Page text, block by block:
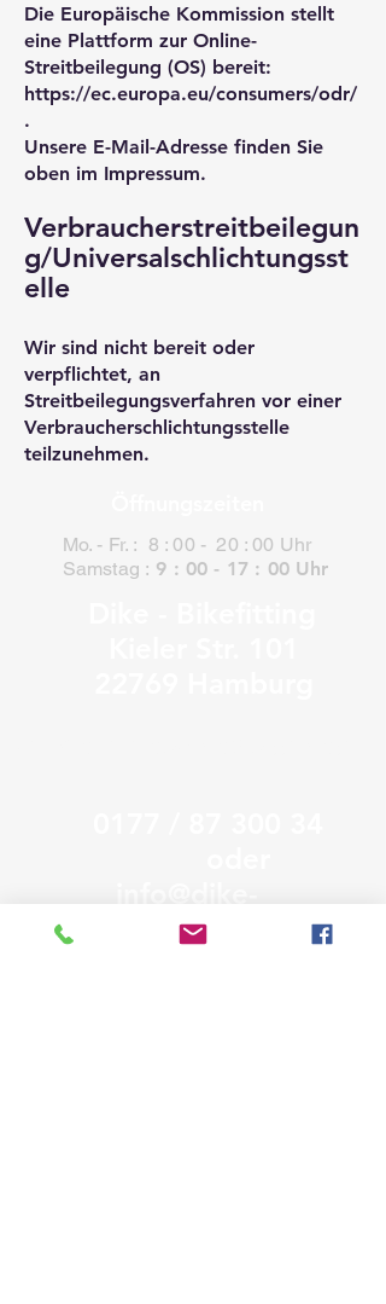
Die Europäische Kommission stellt
eine Plattform zur Online-
Streitbeilegung (OS) bereit:
https://ec.europa.eu/consumers/odr/
.
Unsere E-Mail-Adresse finden Sie
oben im Impressum.
Verbraucherstreitbeilegun
g/Universalschlichtungsst
elle
Wir sind nicht bereit oder
verpflichtet, an
Streitbeilegungsverfahren vor einer
Verbraucherschlichtungsstelle
teilzunehmen.
bikefitting.de
Mo. - Fr. : 8 : 00 - 20 : 00 Uhr
Samstag : 9 : 00 - 17 : 00 Uhr